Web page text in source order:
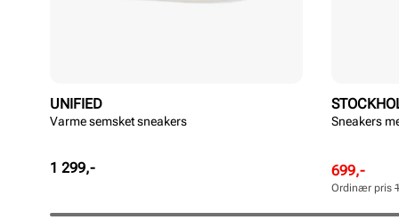
UNIFIED
Varme semsket sneakers
Pris
1 299,-
Sneakers
Rabattert
pris
Pris
699,-
Ordinær
pris
Pris
Ordinær pris